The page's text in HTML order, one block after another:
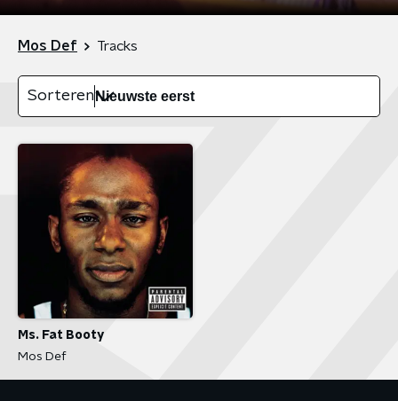
Mos Def Tracks
Sorteren
Ms. Fat Booty
Mos Def